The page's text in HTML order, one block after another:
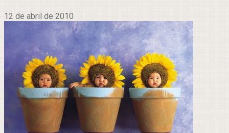
12 de abril de 2010